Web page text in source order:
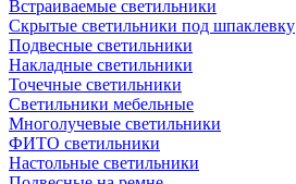
Встраиваемые светильники
Скрытые светильники под шпаклевку
Подвесные светильники
Накладные светильники
Точечные светильники
Светильники мебельные
Многолучевые светильники
ФИТО светильники
Настольные светильники